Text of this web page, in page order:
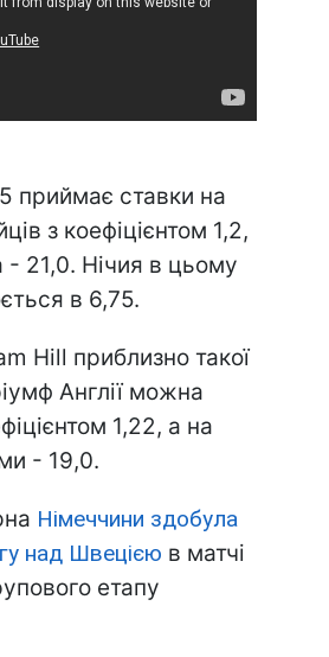
приймає ставки на
з коефіцієнтом 1,2,
- 21,0. Нічия в цьому
в 6,75.
Hill приблизно такої
Англії можна
1,22, а на
- 19,0.
Німеччини здобула
над Швецією в матчі
етапу